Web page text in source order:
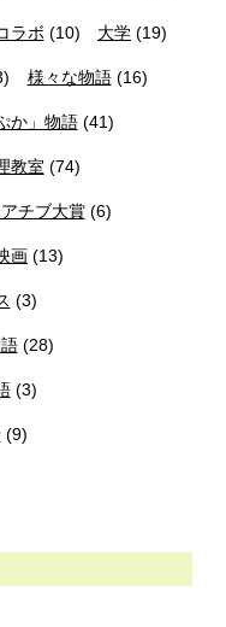
ラボ (10) 大学 (19)
様々な物語(16)
か」物語(41)
教室 (74)
チブ大賞(6)
画 (13)
(3)
(28)
(3)
(9)